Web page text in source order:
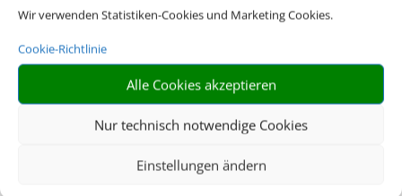
Wir verwenden Statistiken-Cookies und Marketing Cookies.
Cookie-Richtlinie
Alle Cookies akzeptieren
Nur technisch notwendige Cookies
Einstellungen ändern
in Ferienhaus oder Ferienwohnung – wir
machen Ihren Traumurlaub möglich.
